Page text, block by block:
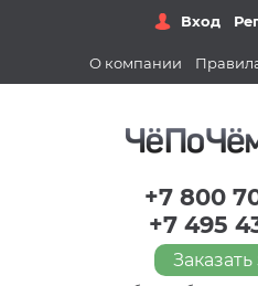
Вход
О компании
+7 800
+7 495